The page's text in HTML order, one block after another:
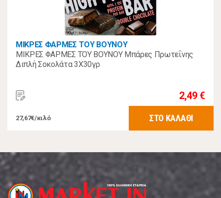
ΜΙΚΡΕΣ ΦΑΡΜΕΣ ΤΟΥ ΒΟΥΝΟΥ
ΜΙΚΡΕΣ ΦΑΡΜΕΣ ΤΟΥ ΒΟΥΝΟΥ Μπάρες Πρωτεΐνης
Διπλή Σοκολάτα 3Χ30γρ
2,49 €
27,67€/κιλό ΣΤΟ ΚΑΛΑΘΙ